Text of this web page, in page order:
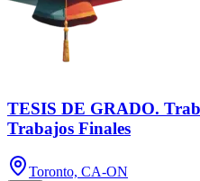
TESIS DE GRADO.
Trabajos Finales
Toronto, CA-ON